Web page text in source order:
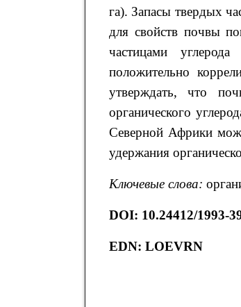
га). Запасы твердых
для свойств почвы
частицами
положительно
утверждать, что
органического
Северной Африки
удержания
Ключевые слова:
DOI: 10.24412/1993-
EDN: LOEVRN